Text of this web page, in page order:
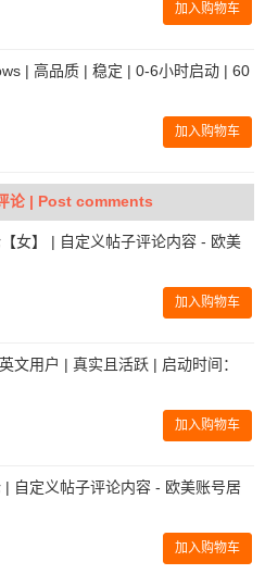
加入购物车
| 高品质 | 稳定 | 0-6小时启动 | 60
加入购物车
论 | Post comments
女】 | 自定义帖子评论内容 - 欧美
加入购物车
文用户 | 真实且活跃 | 启动时间：
加入购物车
自定义帖子评论内容 - 欧美账号居
加入购物车